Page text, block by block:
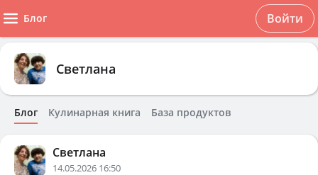
Блог Войти
Светлана
Блог Кулинарная книга База продуктов
Светлана
14.05.2026 16:50